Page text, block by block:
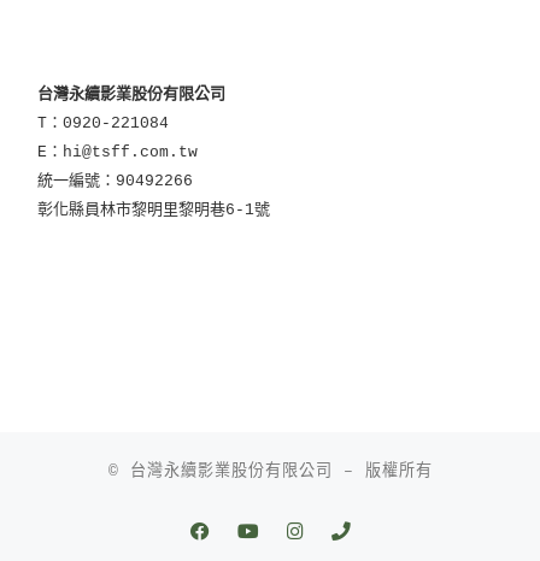
台灣永續影業股份有限公司
T：0920-221084
E：hi@tsff.com.tw
統一編號：90492266
彰化縣員林市黎明里黎明巷6-1號
© 台灣永續影業股份有限公司 – 版權所有